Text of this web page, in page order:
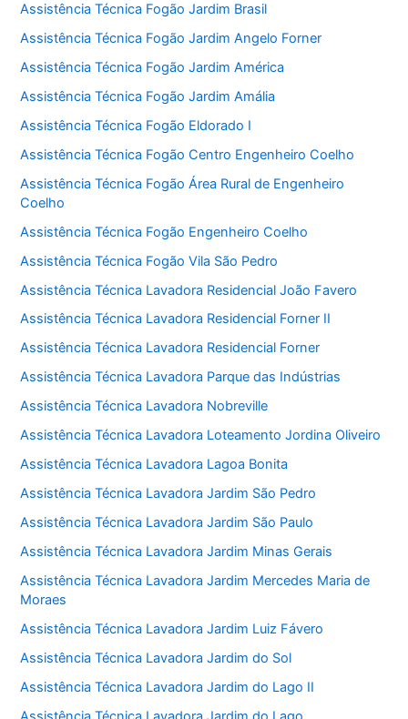
Assistência Técnica Fogão Jardim Brasil
Assistência Técnica Fogão Jardim Angelo Forner
Assistência Técnica Fogão Jardim América
Assistência Técnica Fogão Jardim Amália
Assistência Técnica Fogão Eldorado I
Assistência Técnica Fogão Centro Engenheiro Coelho
Assistência Técnica Fogão Área Rural de Engenheiro
Coelho
Assistência Técnica Fogão Engenheiro Coelho
Assistência Técnica Fogão Vila São Pedro
Assistência Técnica Lavadora Residencial João Favero
Assistência Técnica Lavadora Residencial Forner II
Assistência Técnica Lavadora Residencial Forner
Assistência Técnica Lavadora Parque das Indústrias
Assistência Técnica Lavadora Nobreville
Assistência Técnica Lavadora Loteamento Jordina Oliveiro
Assistência Técnica Lavadora Lagoa Bonita
Assistência Técnica Lavadora Jardim São Pedro
Assistência Técnica Lavadora Jardim São Paulo
Assistência Técnica Lavadora Jardim Minas Gerais
Assistência Técnica Lavadora Jardim Mercedes Maria de
Moraes
Assistência Técnica Lavadora Jardim Luiz Fávero
Assistência Técnica Lavadora Jardim do Sol
Assistência Técnica Lavadora Jardim do Lago II